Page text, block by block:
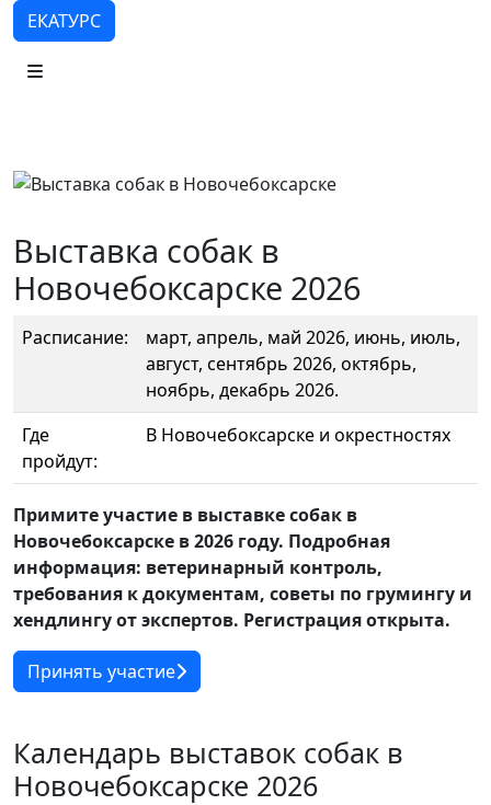
ЕКАТУРС
Выставка собак в
Новочебоксарске 2026
Расписание:
март, апрель, май 2026, июнь, июль,
август, сентябрь 2026, октябрь,
ноябрь, декабрь 2026.
Где
пройдут:
В Новочебоксарске и окрестностях
Примите участие в выставке собак в
Новочебоксарске в 2026 году. Подробная
информация: ветеринарный контроль,
требования к документам, советы по грумингу и
хендлингу от экспертов. Регистрация открыта.
Принять участие
Календарь выставок собак в
Новочебоксарске 2026